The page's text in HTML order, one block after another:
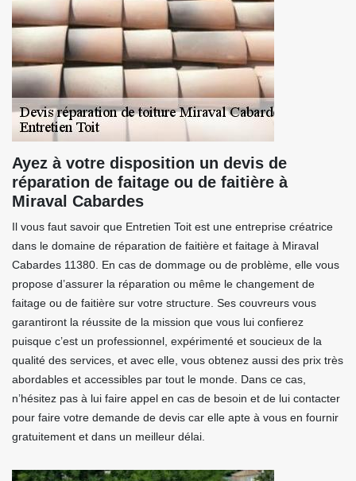
Ayez à votre disposition un devis de
réparation de faitage ou de faitière à
Miraval Cabardes
Il vous faut savoir que Entretien Toit est une entreprise créatrice
dans le domaine de réparation de faitière et faitage à Miraval
Cabardes 11380. En cas de dommage ou de problème, elle vous
propose d’assurer la réparation ou même le changement de
faitage ou de faitière sur votre structure. Ses couvreurs vous
garantiront la réussite de la mission que vous lui confierez
puisque c’est un professionnel, expérimenté et soucieux de la
qualité des services, et avec elle, vous obtenez aussi des prix très
abordables et accessibles par tout le monde. Dans ce cas,
n’hésitez pas à lui faire appel en cas de besoin et de lui contacter
pour faire votre demande de devis car elle apte à vous en fournir
gratuitement et dans un meilleur délai.